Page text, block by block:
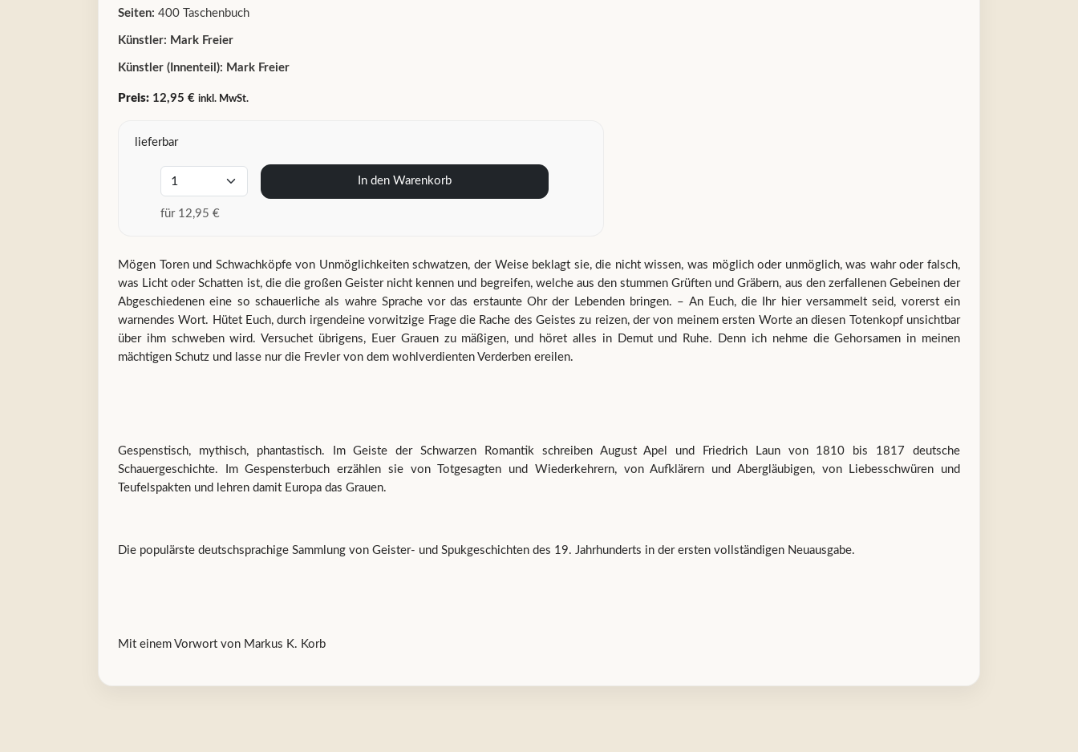
Seiten: 400 Taschenbuch
Künstler: Mark Freier
Künstler (Innenteil): Mark Freier
Preis: 12,95 € inkl. MwSt.
lieferbar
In den Warenkorb
für 12,95 €
Mögen Toren und Schwachköpfe von Unmöglichkeiten schwatzen, der Weise beklagt sie, die nicht wissen, was möglich oder unmöglich, was wahr oder falsch,
was Licht oder Schatten ist, die die großen Geister nicht kennen und begreifen, welche aus den stummen Grüften und Gräbern, aus den zerfallenen Gebeinen der
Abgeschiedenen eine so schauerliche als wahre Sprache vor das erstaunte Ohr der Lebenden bringen. – An Euch, die Ihr hier versammelt seid, vorerst ein
warnendes Wort. Hütet Euch, durch irgendeine vorwitzige Frage die Rache des Geistes zu reizen, der von meinem ersten Worte an diesen Totenkopf unsichtbar
über ihm schweben wird. Versuchet übrigens, Euer Grauen zu mäßigen, und höret alles in Demut und Ruhe. Denn ich nehme die Gehorsamen in meinen
mächtigen Schutz und lasse nur die Frevler von dem wohlverdienten Verderben ereilen.
Gespenstisch, mythisch, phantastisch. Im Geiste der Schwarzen Romantik schreiben August Apel und Friedrich Laun von 1810 bis 1817 deutsche
Schauergeschichte. Im Gespensterbuch erzählen sie von Totgesagten und Wiederkehrern, von Aufklärern und Abergläubigen, von Liebesschwüren und
Teufelspakten und lehren damit Europa das Grauen.
Die populärste deutschsprachige Sammlung von Geister- und Spukgeschichten des 19. Jahrhunderts in der ersten vollständigen Neuausgabe.
Mit einem Vorwort von Markus K. Korb